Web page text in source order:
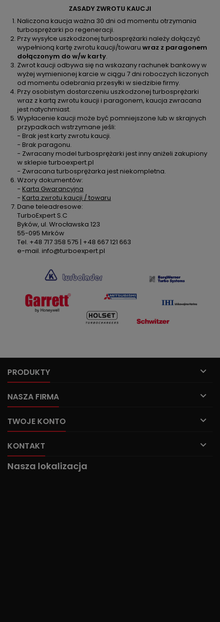
ZASADY ZWROTU KAUCJI
Naliczona kaucja ważna 30 dni od momentu otrzymania
turbosprężarki po regeneracji.
Przy wysyłce uszkodzonej turbosprężarki należy dołączyć
wypełnioną kartę zwrotu kaucji/towaru wraz z paragonem
dołączonym do w/w karty.
Zwrot kaucji odbywa się na wskazany rachunek bankowy w
wyżej wymienionej karcie w ciągu 7 dni roboczych liczonych
od momentu odebrania przesyłki w siedzibie firmy.
Przy osobistym dostarczeniu uszkodzonej turbosprężarki
wraz z kartą zwrotu kaucji i paragonem, kaucja zwracana
jest natychmiast.
Wypłacenie kaucji może być pomniejszone lub w skrajnych
przypadkach wstrzymane jeśli:
- Brak jest karty zwrotu kaucji.
- Brak paragonu.
- Zwracany model turbosprężarki jest inny aniżeli zakupiony
w sklepie turboexpert.pl
- Zwracana turbosprężarka jest niekompletna.
Wzory dokumentów:
- Karta Gwarancyjna
- Karta zwrotu kaucji / towaru
Dane teleadresowe:
TurboExpert S.C
Byków, ul. Wrocławska 123
55-095 Mirków
Tel. +48 717 358 575 | +48 667 121 663
e-mail. info@turboexpert.pl
PRODUKTY 
NASZA FIRMA 
TWOJE KONTO 
KONTAKT 
Nasza lokalizacja